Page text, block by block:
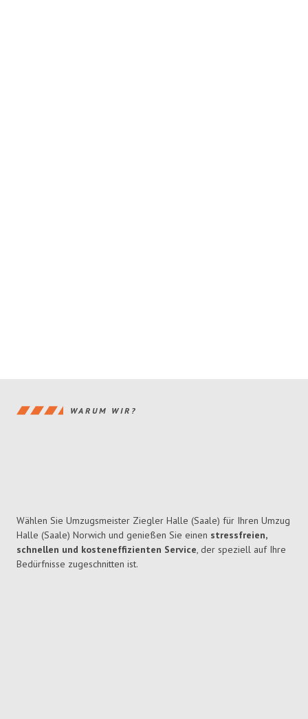
WARUM WIR?
Wählen Sie Umzugsmeister Ziegler Halle (Saale) für Ihren Umzug
Halle (Saale) Norwich und genießen Sie einen stressfreien,
schnellen und kosteneffizienten Service, der speziell auf Ihre
Bedürfnisse zugeschnitten ist.